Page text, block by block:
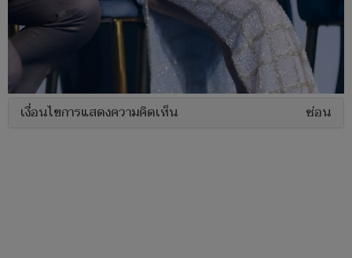
เงื่อนไขการแสดงความคิดเห็น ซ่อน